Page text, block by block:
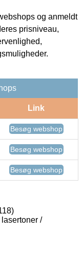
og anmeldt
prisniveau,
Link
Besøg webshop
Besøg webshop
Besøg webshop
/